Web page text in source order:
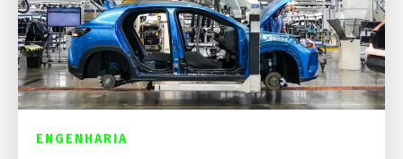
ENGENHARIA